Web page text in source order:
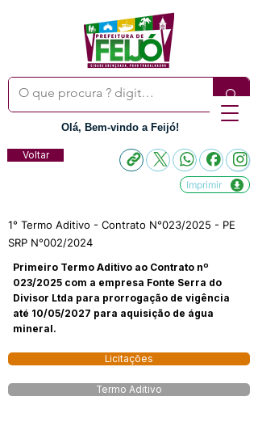
Olá, Bem-vindo a Feijó!
Voltar
Imprimir
1° Termo Aditivo - Contrato N°023/2025 - PE
SRP N°002/2024
Primeiro Termo Aditivo ao Contrato nº
023/2025 com a empresa Fonte Serra do
Divisor Ltda para prorrogação de vigência
até 10/05/2027 para aquisição de água
mineral.
Licitações
Termo Aditivo